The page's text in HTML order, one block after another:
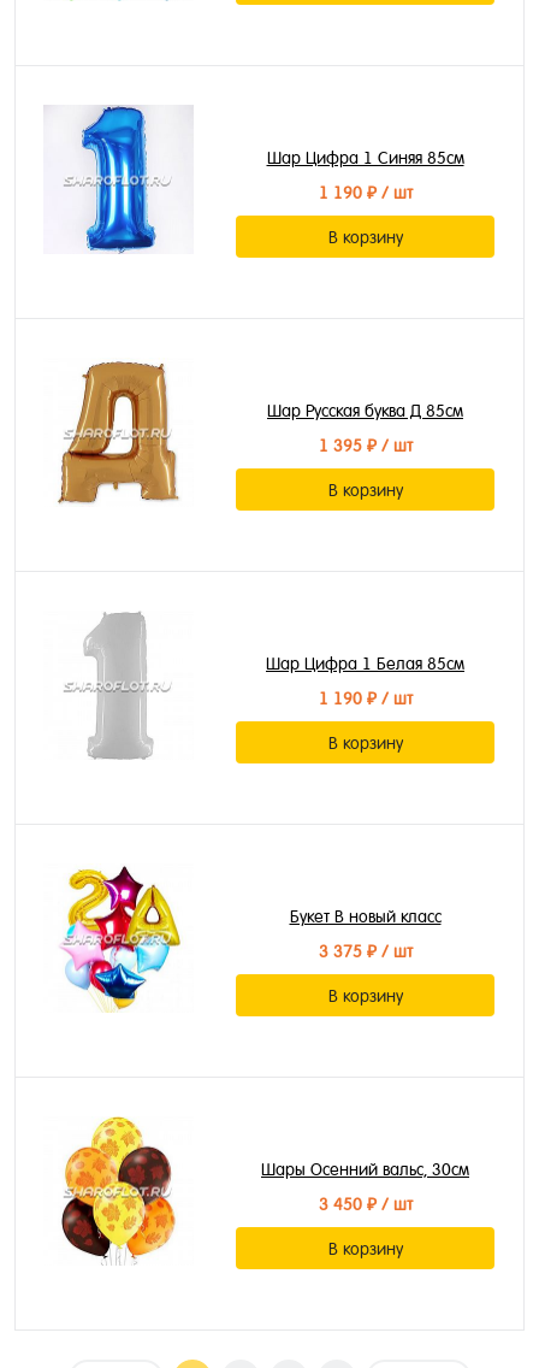
Шар Цифра 1 Синяя 85см
1 190 ₽/ шт
В корзину
Шар Русская буква Д 85см
1 395 ₽/ шт
В корзину
Шар Цифра 1 Белая 85см
1 190 ₽/ шт
В корзину
Букет В новый класс
3 375 ₽/ шт
В корзину
Шары Осенний вальс, 30см
3 450 ₽/ шт
В корзину